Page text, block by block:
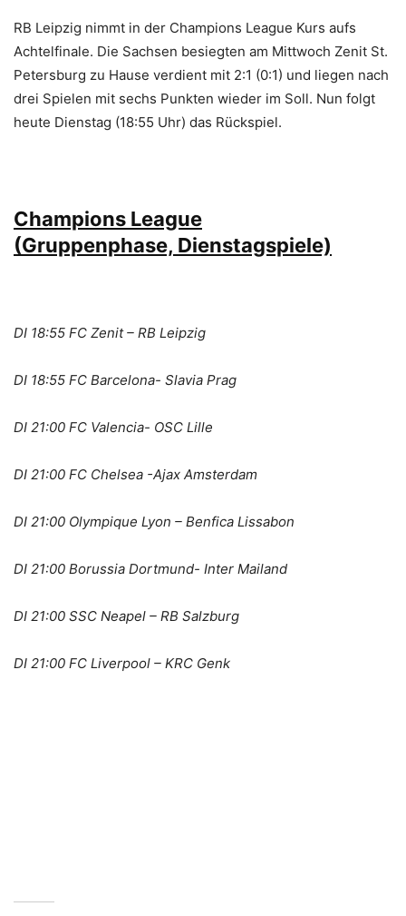
RB Leipzig nimmt in der Champions League Kurs aufs
Achtelfinale. Die Sachsen besiegten am Mittwoch Zenit St.
Petersburg zu Hause verdient mit 2:1 (0:1) und liegen nach
drei Spielen mit sechs Punkten wieder im Soll. Nun folgt
heute Dienstag (18:55 Uhr) das Rückspiel.
Champions League
(Gruppenphase, Dienstagspiele)
DI 18:55 FC Zenit – RB Leipzig
DI 18:55 FC Barcelona- Slavia Prag
DI 21:00 FC Valencia- OSC Lille
DI 21:00 FC Chelsea -Ajax Amsterdam
DI 21:00 Olympique Lyon – Benfica Lissabon
DI 21:00 Borussia Dortmund- Inter Mailand
DI 21:00 SSC Neapel – RB Salzburg
DI 21:00 FC Liverpool – KRC Genk